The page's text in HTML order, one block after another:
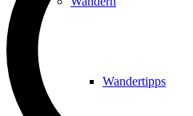
Wandertipps